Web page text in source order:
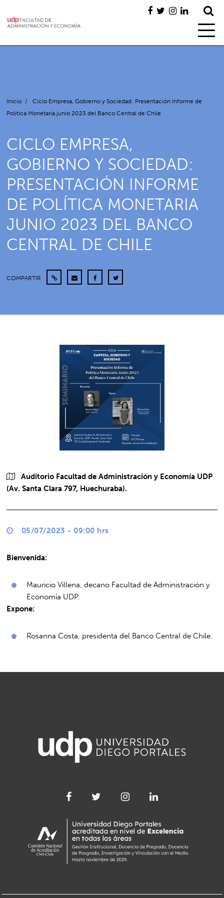
Inicio /
Ciclo Empresa, Gobierno y Sociedad: Presentación Informe de
Política Monetaria junio 2023 del Banco Central de Chile
CICLO EMPRESA,
GOBIERNO Y SOCIEDAD:
PRESENTACIÓN INFORME
DE POLÍTICA MONETARIA
JUNIO 2023 DEL BANCO
CENTRAL DE CHILE
COMPARTIR
Auditorio Facultad de Administración y Economía UDP
(Av. Santa Clara 797, Huechuraba).
05/07/2023 - 09:00 hrs
Bienvenida:
Mauricio Villena, decano Facultad de Administración y
Economía UDP.
Expone:
Rosanna Costa, presidenta del Banco Central de Chile.